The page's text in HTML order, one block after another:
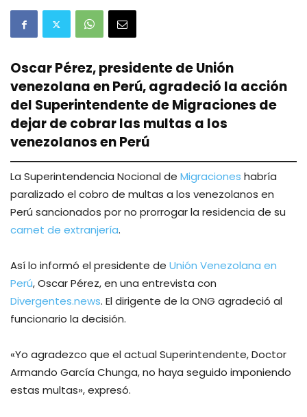
Oscar Pérez, presidente de Unión
venezolana en Perú, agradeció la acción
del Superintendente de Migraciones de
dejar de cobrar las multas a los
venezolanos en Perú
La Superintendencia Nocional de Migraciones habría
paralizado el cobro de multas a los venezolanos en
Perú sancionados por no prorrogar la residencia de su
carnet de extranjería.
Así lo informó el presidente de Unión Venezolana en
Perú, Oscar Pérez, en una entrevista con
Divergentes.news. El dirigente de la ONG agradeció al
funcionario la decisión.
«Yo agradezco que el actual Superintendente, Doctor
Armando García Chunga, no haya seguido imponiendo
estas multas», expresó.